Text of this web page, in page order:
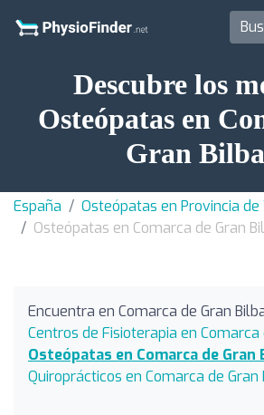
Descubre los
Osteópatas en
Gran
España
Osteópatas en Provincia de
Osteópatas en Comarca de Gran
Encuentra en Comarca de Gran
Centros de Fisioterapia en Comarca
Osteópatas en Comarca de Gran
Quiroprácticos en Comarca de Gran